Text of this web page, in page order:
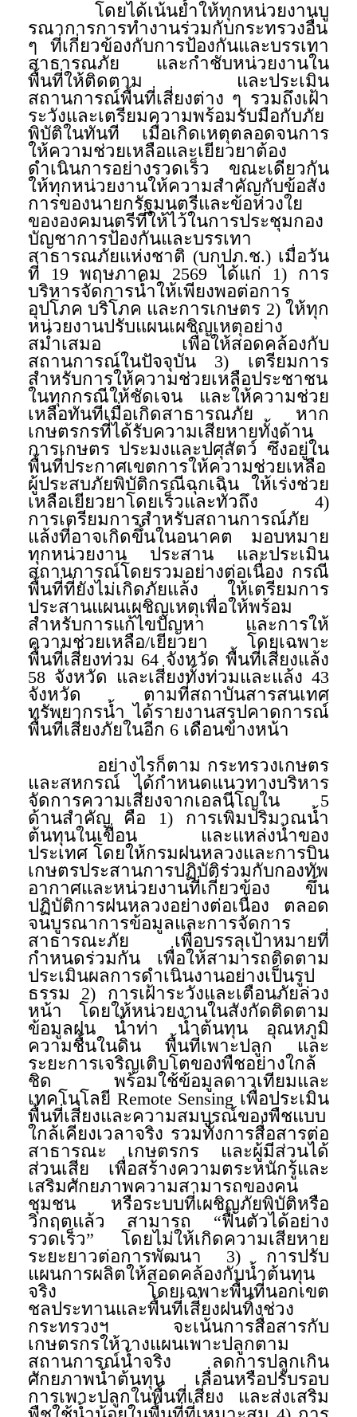
โดยได้เน้นย้ำให้ทุกหน่วยงานบู
รณาการการทำงานร่วมกับกระทรวงอื่น
ๆ ที่เกี่ยวข้องกับการป้องกันและบรรเทา
สาธารณภัย และกำชับหน่วยงานใน
พื้นที่ให้ติดตาม และประเมิน
สถานการณ์พื้นที่เสี่ยงต่าง ๆ รวมถึงเฝ้า
ระวังและเตรียมความพร้อมรับมือกับภัย
พิบัติในทันที เมื่อเกิดเหตุตลอดจนการ
ให้ความช่วยเหลือและเยียวยาต้อง
ดำเนินการอย่างรวดเร็ว ขณะเดียวกัน
ให้ทุกหน่วยงานให้ความสำคัญกับข้อสั่ง
การของนายกรัฐมนตรีและข้อห่วงใย
ขององคมนตรีที่ให้ไว้ในการประชุมกอง
บัญชาการป้องกันและบรรเทา
สาธารณภัยแห่งชาติ (บกปภ.ช.) เมื่อวัน
ที่ 19 พฤษภาคม 2569 ได้แก่ 1) การ
บริหารจัดการน้ำให้เพียงพอต่อการ
อุปโภค บริโภค และการเกษตร 2) ให้ทุก
หน่วยงานปรับแผนเผชิญเหตุอย่าง
สม่ำเสมอ เพื่อให้สอดคล้องกับ
สถานการณ์ในปัจจุบัน 3) เตรียมการ
สำหรับการให้ความช่วยเหลือประชาชน
ในทุกกรณีให้ชัดเจน และให้ความช่วย
เหลือทันทีเมื่อเกิดสาธารณภัย หาก
เกษตรกรที่ได้รับความเสียหายทั้งด้าน
การเกษตร ประมงและปศุสัตว์ ซึ่งอยู่ใน
พื้นที่ประกาศเขตการให้ความช่วยเหลือ
ผู้ประสบภัยพิบัติกรณีฉุกเฉิน ให้เร่งช่วย
เหลือเยียวยาโดยเร็วและทั่วถึง 4)
การเตรียมการสำหรับสถานการณ์ภัย
แล้งที่อาจเกิดขึ้นในอนาคต มอบหมาย
ทุกหน่วยงาน ประสาน และประเมิน
สถานการณ์โดยรวมอย่างต่อเนื่อง กรณี
พื้นที่ที่ยังไม่เกิดภัยแล้ง ให้เตรียมการ
ประสานแผนเผชิญเหตุเพื่อให้พร้อม
สำหรับการแก้ไขปัญหา และการให้
ความช่วยเหลือ/เยียวยา โดยเฉพาะ
พื้นที่เสี่ยงท่วม 64 จังหวัด พื้นที่เสี่ยงแล้ง
58 จังหวัด และเสี่ยงทั้งท่วมและแล้ง 43
จังหวัด ตามที่สถาบันสารสนเทศ
ทรัพยากรน้ำ ได้รายงานสรุปคาดการณ์
พื้นที่เสี่ยงภัยในอีก 6 เดือนข้างหน้า
อย่างไรก็ตาม กระทรวงเกษตร
และสหกรณ์ ได้กำหนดแนวทางบริหาร
จัดการความเสี่ยงจากเอลนีโญใน 5
ด้านสำคัญ คือ 1) การเพิ่มปริมาณน้ำ
ต้นทุนในเขื่อน และแหล่งน้ำของ
ประเทศ โดยให้กรมฝนหลวงและการบิน
เกษตรประสานการปฏิบัติร่วมกับกองทัพ
อากาศและหน่วยงานที่เกี่ยวข้อง ขึ้น
ปฏิบัติการฝนหลวงอย่างต่อเนื่อง ตลอด
จนบูรณาการข้อมูลและการจัดการ
สาธารณะภัย เพื่อบรรลุเป้าหมายที่
กำหนดร่วมกัน เพื่อให้สามารถติดตาม
ประเมินผลการดำเนินงานอย่างเป็นรูป
ธรรม 2) การเฝ้าระวังและเตือนภัยล่วง
หน้า โดยให้หน่วยงานในสังกัดติดตาม
ข้อมูลฝน น้ำท่า น้ำต้นทุน อุณหภูมิ
ความชื้นในดิน พื้นที่เพาะปลูก และ
ระยะการเจริญเติบโตของพืชอย่างใกล้
ชิด พร้อมใช้ข้อมูลดาวเทียมและ
เทคโนโลยี Remote Sensing เพื่อประเมิน
พื้นที่เสี่ยงและความสมบูรณ์ของพืชแบบ
ใกล้เคียงเวลาจริง รวมทั้งการสื่อสารต่อ
สาธารณะ เกษตรกร และผู้มีส่วนได้
ส่วนเสีย เพื่อสร้างความตระหนักรู้และ
เสริมศักยภาพความสามารถของคน
ชุมชน หรือระบบที่เผชิญภัยพิบัติหรือ
วิกฤตแล้ว สามารถ “ฟื้นตัวได้อย่าง
รวดเร็ว” โดยไม่ให้เกิดความเสียหาย
ระยะยาวต่อการพัฒนา 3) การปรับ
แผนการผลิตให้สอดคล้องกับน้ำต้นทุน
จริง โดยเฉพาะพื้นที่นอกเขต
ชลประทานและพื้นที่เสี่ยงฝนทิ้งช่วง
กระทรวงฯ จะเน้นการสื่อสารกับ
เกษตรกรให้วางแผนเพาะปลูกตาม
สถานการณ์น้ำจริง ลดการปลูกเกิน
ศักยภาพน้ำต้นทุน เลื่อนหรือปรับรอบ
การเพาะปลูกในพื้นที่เสี่ยง และส่งเสริม